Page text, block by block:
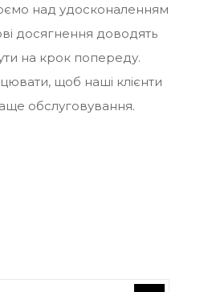
над удосконаленням
досягнення доводять
на крок попереду.
щоб наші клієнти
обслуговування.